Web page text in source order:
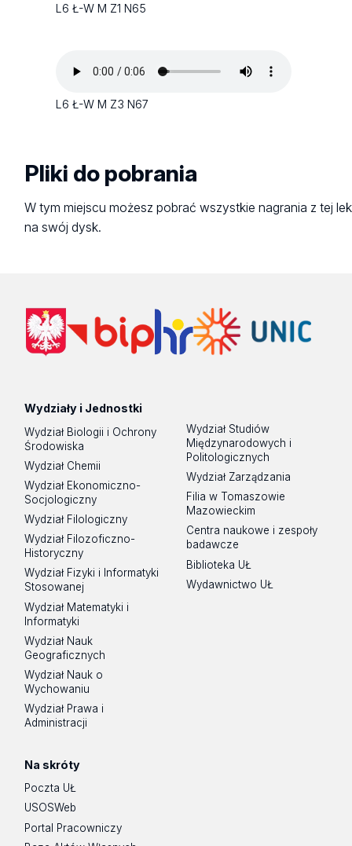
L6 Ł-W M Z1 N65
L6 Ł-W M Z3 N67
Pliki do pobrania
W tym miejscu możesz pobrać wszystkie nagrania z tej
na swój dysk.
Wydziały i Jednostki
Wydział Biologii i Ochrony
Środowiska
Wydział Chemii
Wydział Ekonomiczno-
Socjologiczny
Wydział Filologiczny
Wydział Filozoficzno-
Historyczny
Wydział Fizyki i Informatyki
Stosowanej
Wydział Matematyki i
Informatyki
Wydział Nauk
Geograficznych
Wydział Nauk o
Wychowaniu
Wydział Prawa i
Administracji
Wydział Studiów
Międzynarodowych i
Politologicznych
Wydział Zarządzania
Filia w Tomaszowie
Mazowieckim
Centra naukowe i zespoły
badawcze
Biblioteka UŁ
Wydawnictwo UŁ
Na skróty
Poczta UŁ
USOSWeb
Portal Pracowniczy